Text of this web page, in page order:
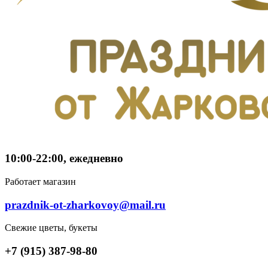
10:00-22:00, ежедневно
Работает магазин
prazdnik-ot-zharkovoy@mail.ru
Свежие цветы, букеты
+7 (915) 387-98-80